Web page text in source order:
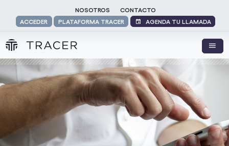
NOSOTROS
CONTACTO
ACCEDER
PLATAFORMA TRACER AGENDA TU LLAMADA